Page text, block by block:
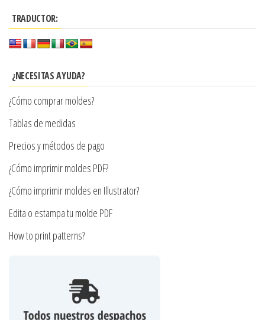
se
elegir
en
la
de
producto
pueden
TRADUCTOR:
¿NECESITAS AYUDA?
¿Cómo comprar moldes?
Tablas de medidas
Precios y métodos de pago
¿Cómo imprimir moldes PDF?
¿Cómo imprimir moldes en Illustrator?
Edita o estampa tu molde PDF
How to print patterns?